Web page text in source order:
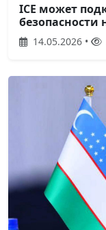
ICE может
безопасности
14.05.2026 •